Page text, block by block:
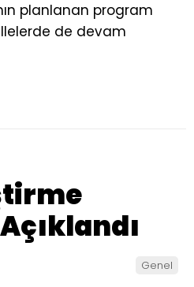
planlanan program
de devam
Genel